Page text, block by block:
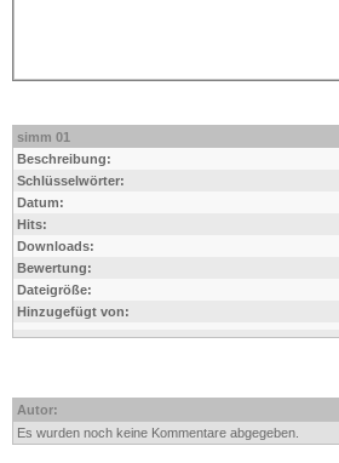
simm 01
Beschreibung:
Schlüsselwörter:
Datum:
Hits:
Downloads:
Bewertung:
Dateigröße:
Hinzugefügt von:
Autor:
Es wurden noch keine Kommentare abgegeben.